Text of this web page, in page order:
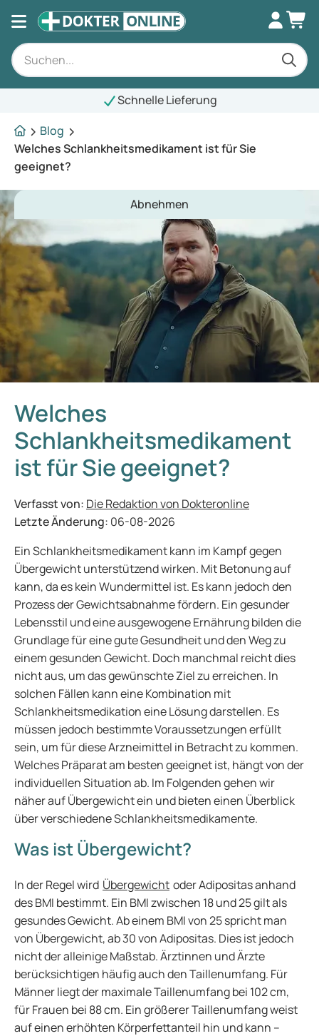
Schnelle Lieferung
Blog
Welches Schlankheitsmedikament ist für Sie
geeignet?
Abnehmen
Welches
Schlankheitsmedikament
ist für Sie geeignet?
Verfasst von: Die Redaktion von Dokteronline
Letzte Änderung: 06-08-2026
Ein Schlankheitsmedikament kann im Kampf gegen
Übergewicht unterstützend wirken. Mit Betonung auf
kann, da es kein Wundermittel ist. Es kann jedoch den
Prozess der Gewichtsabnahme fördern. Ein gesunder
Lebensstil und eine ausgewogene Ernährung bilden die
Grundlage für eine gute Gesundheit und den Weg zu
einem gesunden Gewicht. Doch manchmal reicht dies
nicht aus, um das gewünschte Ziel zu erreichen. In
solchen Fällen kann eine Kombination mit
Schlankheitsmedikation eine Lösung darstellen. Es
müssen jedoch bestimmte Voraussetzungen erfüllt
sein, um für diese Arzneimittel in Betracht zu kommen.
Welches Präparat am besten geeignet ist, hängt von der
individuellen Situation ab. Im Folgenden gehen wir
näher auf Übergewicht ein und bieten einen Überblick
über verschiedene Schlankheitsmedikamente.
Was ist Übergewicht?
In der Regel wird Übergewicht oder Adipositas anhand
des BMI bestimmt. Ein BMI zwischen 18 und 25 gilt als
gesundes Gewicht. Ab einem BMI von 25 spricht man
von Übergewicht, ab 30 von Adipositas. Dies ist jedoch
nicht der alleinige Maßstab. Ärztinnen und Ärzte
berücksichtigen häufig auch den Taillenumfang. Für
Männer liegt der maximale Taillenumfang bei 102 cm,
für Frauen bei 88 cm. Ein größerer Taillenumfang weist
auf einen erhöhten Körperfettanteil hin und kann –